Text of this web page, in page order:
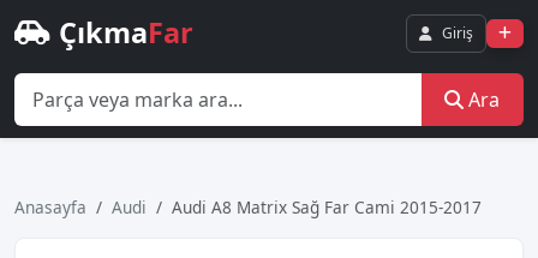
ÇıkmaFar Giriş
Ara
Anasayfa Audi Audi̇ A8 Matri̇x Sağ Far Cami 2015-2017